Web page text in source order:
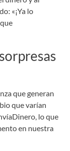
«¡Ya lo
que generan
que varían
lo que
en nuestra